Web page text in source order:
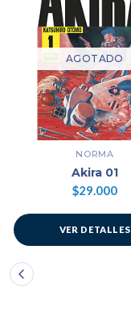
AGOTADO
NORMA
Akira 01
$29.000
VER DETALLES